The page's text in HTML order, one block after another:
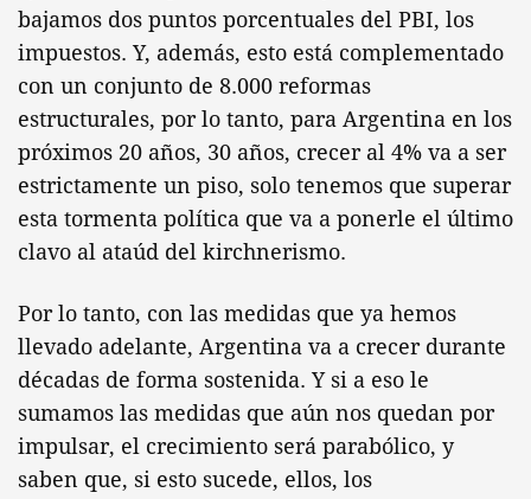
bajamos dos puntos porcentuales del PBI, los
impuestos. Y, además, esto está complementado
con un conjunto de 8.000 reformas
estructurales, por lo tanto, para Argentina en los
próximos 20 años, 30 años, crecer al 4% va a ser
estrictamente un piso, solo tenemos que superar
esta tormenta política que va a ponerle el último
clavo al ataúd del kirchnerismo.
Por lo tanto, con las medidas que ya hemos
llevado adelante, Argentina va a crecer durante
décadas de forma sostenida. Y si a eso le
sumamos las medidas que aún nos quedan por
impulsar, el crecimiento será parabólico, y
saben que, si esto sucede, ellos, los